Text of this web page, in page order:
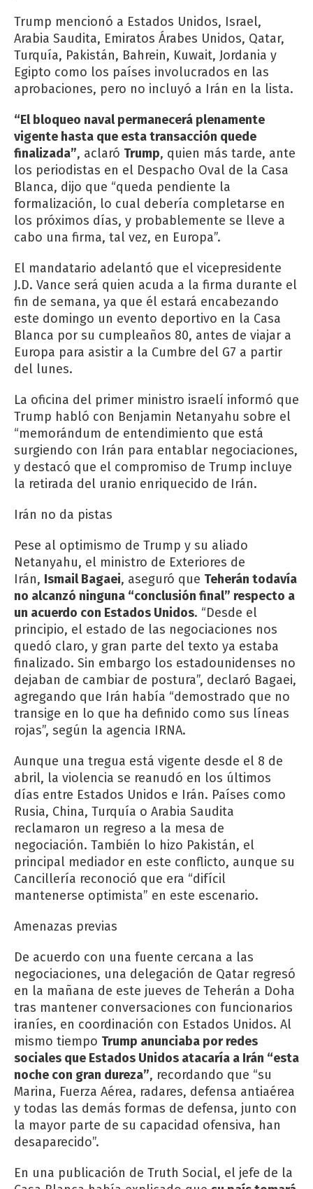
Trump mencionó a Estados Unidos, Israel,
Arabia Saudita, Emiratos Árabes Unidos, Qatar,
Turquía, Pakistán, Bahrein, Kuwait, Jordania y
Egipto como los países involucrados en las
aprobaciones, pero no incluyó a Irán en la lista.
“El bloqueo naval permanecerá plenamente
vigente hasta que esta transacción quede
finalizada”, aclaró Trump, quien más tarde, ante
los periodistas en el Despacho Oval de la Casa
Blanca, dijo que “queda pendiente la
formalización, lo cual debería completarse en
los próximos días, y probablemente se lleve a
cabo una firma, tal vez, en Europa”.
El mandatario adelantó que el vicepresidente
J.D. Vance será quien acuda a la firma durante el
fin de semana, ya que él estará encabezando
este domingo un evento deportivo en la Casa
Blanca por su cumpleaños 80, antes de viajar a
Europa para asistir a la Cumbre del G7 a partir
del lunes.
La oficina del primer ministro israelí informó que
Trump habló con Benjamin Netanyahu sobre el
“memorándum de entendimiento que está
surgiendo con Irán para entablar negociaciones,
y destacó que el compromiso de Trump incluye
la retirada del uranio enriquecido de Irán.
Irán no da pistas
Pese al optimismo de Trump y su aliado
Netanyahu, el ministro de Exteriores de
Irán, Ismail Bagaei, aseguró que Teherán todavía
no alcanzó ninguna “conclusión final” respecto a
un acuerdo con Estados Unidos. “Desde el
principio, el estado de las negociaciones nos
quedó claro, y gran parte del texto ya estaba
finalizado. Sin embargo los estadounidenses no
dejaban de cambiar de postura”, declaró Bagaei,
agregando que Irán había “demostrado que no
transige en lo que ha definido como sus líneas
rojas”, según la agencia IRNA.
Aunque una tregua está vigente desde el 8 de
abril, la violencia se reanudó en los últimos
días entre Estados Unidos e Irán. Países como
Rusia, China, Turquía o Arabia Saudita
reclamaron un regreso a la mesa de
negociación. También lo hizo Pakistán, el
principal mediador en este conflicto, aunque su
Cancillería reconoció que era “difícil
mantenerse optimista” en este escenario.
Amenazas previas
De acuerdo con una fuente cercana a las
negociaciones, una delegación de Qatar regresó
en la mañana de este jueves de Teherán a Doha
tras mantener conversaciones con funcionarios
iraníes, en coordinación con Estados Unidos. Al
mismo tiempo Trump anunciaba por redes
sociales que Estados Unidos atacaría a Irán “esta
noche con gran dureza”, recordando que “su
Marina, Fuerza Aérea, radares, defensa antiaérea
y todas las demás formas de defensa, junto con
la mayor parte de su capacidad ofensiva, han
desaparecido”.
En una publicación de Truth Social, el jefe de la